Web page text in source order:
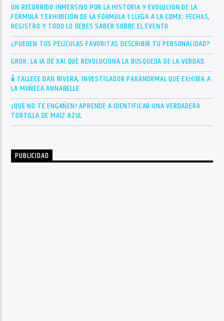
UN RECORRIDO INMERSIVO POR LA HISTORIA Y EVOLUCIÓN DE LA
FÓRMULA 1 EXHIBICIÓN DE LA FÓRMULA 1 LLEGA A LA CDMX: FECHAS,
REGISTRO Y TODO LO DEBES SABER SOBRE EL EVENTO
¿PUEDEN TUS PELÍCULAS FAVORITAS DESCRIBIR TU PERSONALIDAD?
GROK: LA IA DE XAI QUE REVOLUCIONA LA BÚSQUEDA DE LA VERDAD
🕯 FALLECE DAN RIVERA, INVESTIGADOR PARANORMAL QUE EXHIBÍA A
LA MUÑECA ANNABELLE
¡QUE NO TE ENGAÑEN! APRENDE A IDENTIFICAR UNA VERDADERA
TORTILLA DE MAÍZ AZUL
PUBLICIDAD